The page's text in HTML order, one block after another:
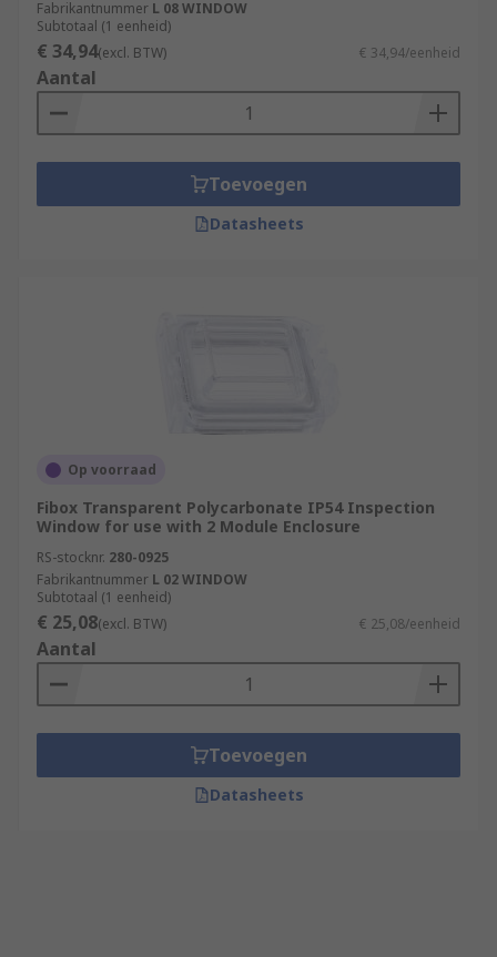
Fabrikantnummer L 08 WINDOW
Subtotaal (1 eenheid)
€ 34,94(excl. BTW) € 34,94/eenheid
Aantal
Toevoegen
Datasheets
Op voorraad
Fibox Transparent Polycarbonate IP54 Inspection
Window for use with 2 Module Enclosure
RS-stocknr. 280-0925
Fabrikantnummer L 02 WINDOW
Subtotaal (1 eenheid)
€ 25,08(excl. BTW) € 25,08/eenheid
Aantal
Toevoegen
Datasheets